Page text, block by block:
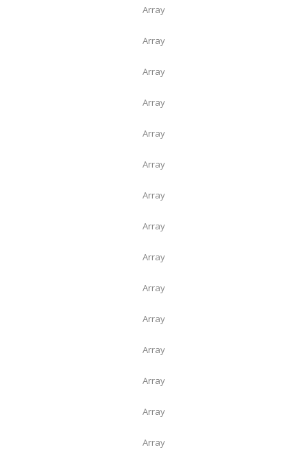
Array
Array
Array
Array
Array
Array
Array
Array
Array
Array
Array
Array
Array
Array
Array